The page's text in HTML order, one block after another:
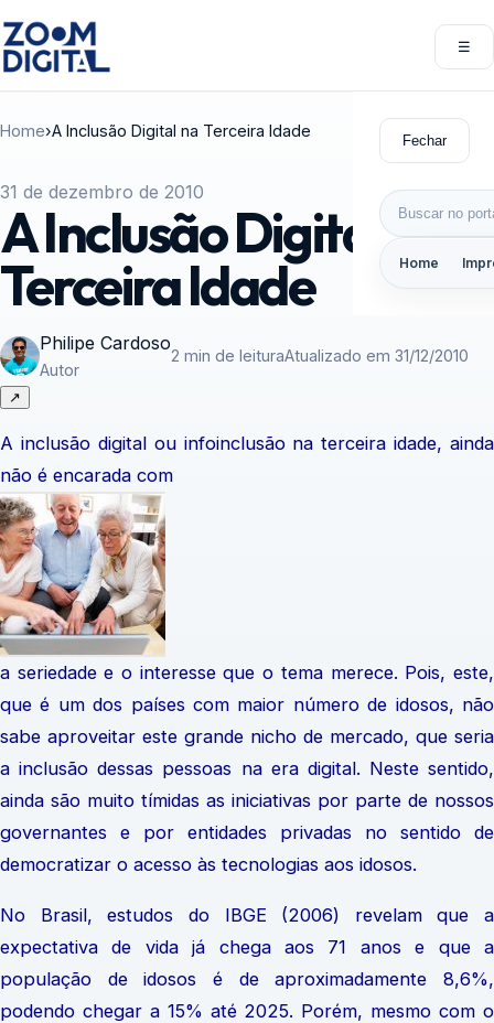
☰
Fechar
Buscar por:
Home
Home›A Inclusão Digital na Terceira Idade
31 de dezembro de 2010
A Inclusão Digital na
Terceira Idade
Philipe Cardoso
Autor
2 min de leituraAtualizado em 31/12/2010
↗
A inclusão digital ou infoinclusão na terceira idade, ainda
não é encarada com
a seriedade e o interesse que o tema merece. Pois, este,
que é um dos países com maior número de idosos, não
sabe aproveitar este grande nicho de mercado, que seria
a inclusão dessas pessoas na era digital. Neste sentido,
ainda são muito tímidas as iniciativas por parte de nossos
governantes e por entidades privadas no sentido de
democratizar o acesso às tecnologias aos idosos.
No Brasil, estudos do IBGE (2006) revelam que a
expectativa de vida já chega aos 71 anos e que a
população de idosos é de aproximadamente 8,6%,
podendo chegar a 15% até 2025. Porém, mesmo com o